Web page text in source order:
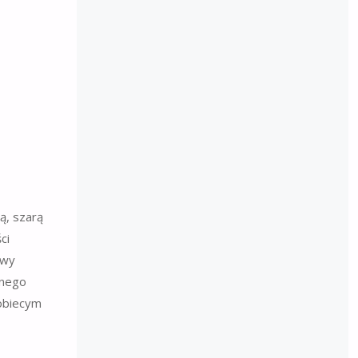
szarą